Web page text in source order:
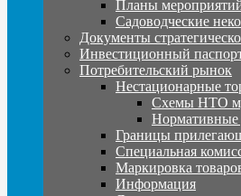
Планы
Садоводческие
Документы
Инвестиционный
Потребительский рынок
Нестационарные
Схемы НТО
Границы
Специальная
Маркировка
Информация